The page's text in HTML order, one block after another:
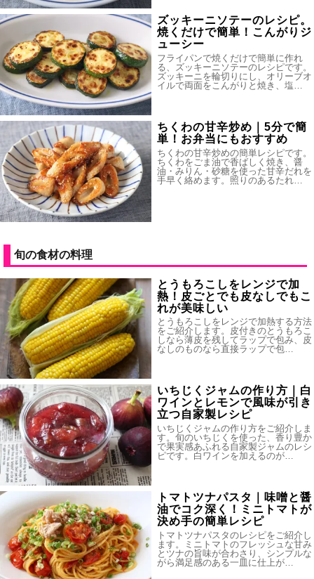
ズッキーニソテーのレシピ。
焼くだけで簡単！こんがりジ
ューシー
フライパンで焼くだけで簡単に作れ
る、ズッキーニソテーのレシピです。
ズッキーニを輪切りにし、オリーブオ
イルで両面をこんがりと焼き、塩…
ちくわの甘辛炒め｜5分で簡
単！お弁当にもおすすめ
ちくわの甘辛炒めの簡単レシピです。
ちくわをごま油で香ばしく焼き、醤
油・みりん・砂糖を使った甘辛だれを
手早く絡めます。照りのあるたれ…
旬の食材の料理
とうもろこしをレンジで加
熱！皮ごとでも皮なしでもこ
れが美味しい
とうもろこしをレンジで加熱する方法
をご紹介します。皮付きのとうもろこ
しなら薄皮を残してラップで包み、皮
なしのものなら直接ラップで包…
いちじくジャムの作り方｜白
ワインとレモンで風味が引き
立つ自家製レシピ
いちじくジャムの作り方をご紹介しま
す。旬のいちじくを使った、香り豊か
で果実感あふれる自家製ジャムのレシ
ピです。白ワインを加えるのが…
トマトツナパスタ｜味噌と醤
油でコク深く！ミニトマトが
決め手の簡単レシピ
トマトツナパスタのレシピをご紹介し
ます。ミニトマトのフレッシュな甘み
とツナの旨味が合わさり、シンプルな
がら満足感のある一皿に仕上が…